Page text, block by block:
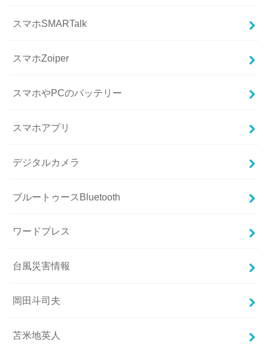
スマホSMARTalk
スマホZoiper
スマホやPCのバッテリー
スマホアプリ
デジタルカメラ
ブルートゥースBluetooth
ワードプレス
台風災害情報
岡田斗司夫
苫米地英人